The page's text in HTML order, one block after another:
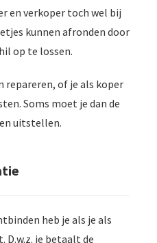
en verkoper toch wel bij
kunnen afronden door
op te lossen.
repareren, of je als koper
Soms moet je dan de
uitstellen.
heb je als je als
je betaalt de